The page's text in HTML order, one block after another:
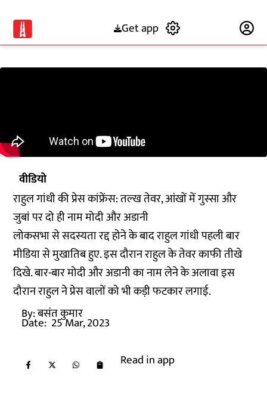
Get app
वीडियो
राहुल गांधी की प्रेस कांफ्रेंस: तल्ख तेवर, आंखों में गुस्सा और
जुबां पर दो ही नाम मोदी और अडानी
लोकसभा से सदस्यता रद्द होने के बाद राहुल गांधी पहली बार
मीडिया से मुखातिब हुए. इस दौरान राहुल के तेवर काफी तीखे
दिखे. बार-बार मोदी और अडानी का नाम लेने के अलावा इस
दौरान राहुल ने प्रेस वालों को भी कड़ी फटकार लगाई.
By:बसंत कुमार
Date: 25 Mar, 2023
Read in app